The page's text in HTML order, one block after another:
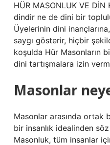
HÜR MASONLUK VE
dindir ne de dini bir
Üyelerinin dini
saygı gösterir, hiçbir
koşulda Hür Masonların
dini tartışmalara izin
Masonlar
Masonlar arasında
bir insanlık idealinden
Masonluk, tüm insanlar